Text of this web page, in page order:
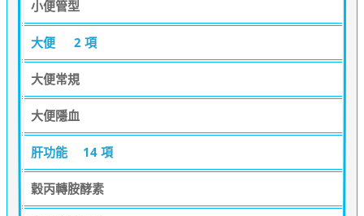
小便管型
大便 2 項
大便常規
大便隱血
肝功能 14 項
穀丙轉胺酵素